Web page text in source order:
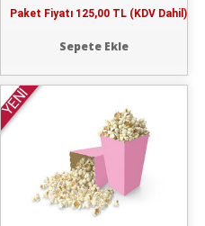
Paket Fiyatı 125,00 TL (KDV Dahil)
Sepete Ekle
YENİ